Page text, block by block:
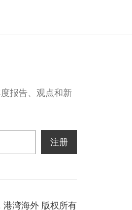
报告、观点和新
注册
港湾海外 版权所有